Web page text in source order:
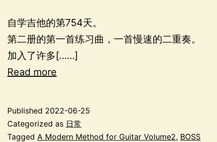
自学吉他的第754天。
第二册的第一首练习曲，一首慢速的二重奏。
加入了许多[……]
Read more
Published 2022-06-25
Categorized as 日常
Tagged A Modern Method for Guitar Volume2, BOSS